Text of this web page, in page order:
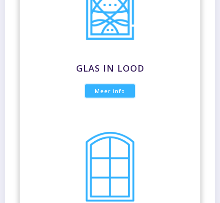
GLAS IN LOOD
Meer info